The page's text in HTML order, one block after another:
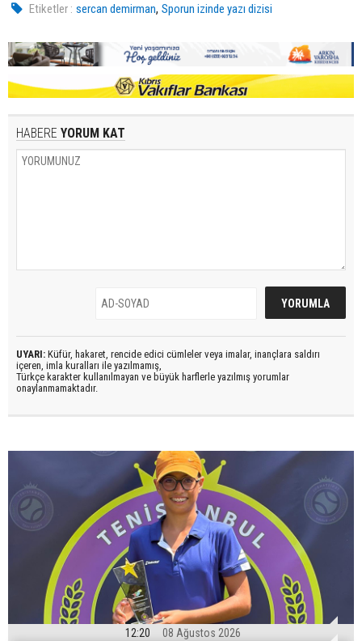
Etiketler : sercan demirman,Sporun izinde yazı dizisi
HABERE YORUM KAT
UYARI: Küfür, hakaret, rencide edici cümleler veya imalar, inançlara saldırı
içeren, imla kuralları ile yazılmamış,
Türkçe karakter kullanılmayan ve büyük harflerle yazılmış yorumlar
onaylanmamaktadır.
12:20 08 Ağustos 2026